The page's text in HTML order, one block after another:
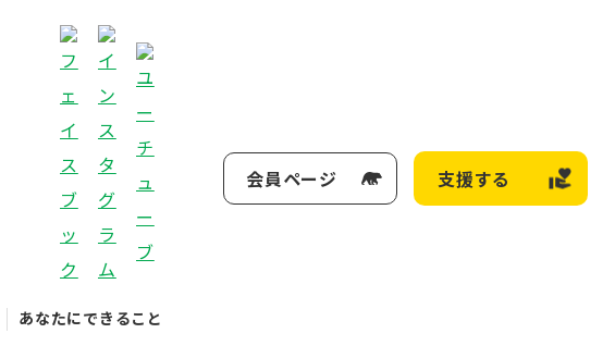
あなたにできること
会員ページ 支援する